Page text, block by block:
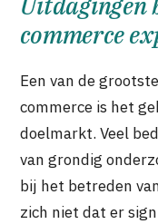
commerce
Een van de
commerce is het
doelmarkt. Veel
van grondig
bij het betreden
zich niet dat er